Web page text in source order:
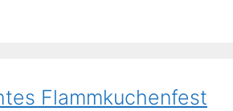
Flammkuchenfest